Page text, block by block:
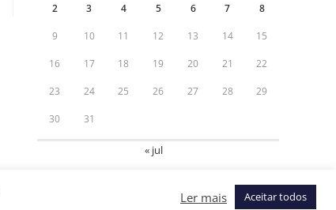
2 3 4 5 6 7 8
9 10 11 12 13 14 15
16 17 18 19 20 21 22
23 24 25 26 27 28 29
30 31
« jul
Ler mais Aceitar todos